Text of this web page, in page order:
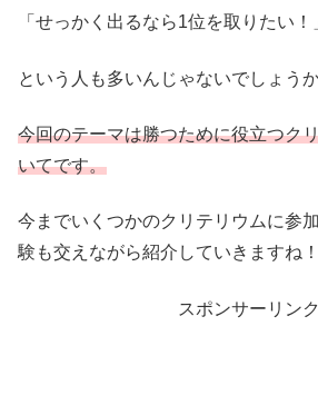
「せっかく出るなら1位を取りたい！
という人も多いんじゃないでしょうか
今回のテーマは勝つために役立つク
いてです。
今までいくつかのクリテリウムに参
験も交えながら紹介していきますね！
スポンサーリンク